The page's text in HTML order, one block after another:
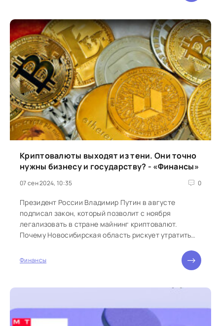
Криптовалюты выходят из тени. Они точно
нужны бизнесу и государству? - «Финансы»
07 сен 2024, 10:35 0
Президент России Владимир Путин в августе
подписал закон, который позволит с ноября
легализовать в стране майнинг криптовалют.
Почему Новосибирская область рискует утратить
Финансы